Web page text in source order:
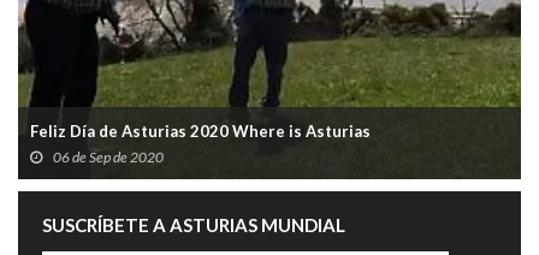
Feliz Día de Asturias 2020 Where is Asturias
06 de Sep de 2020
SUSCRÍBETE A ASTURIAS MUNDIAL